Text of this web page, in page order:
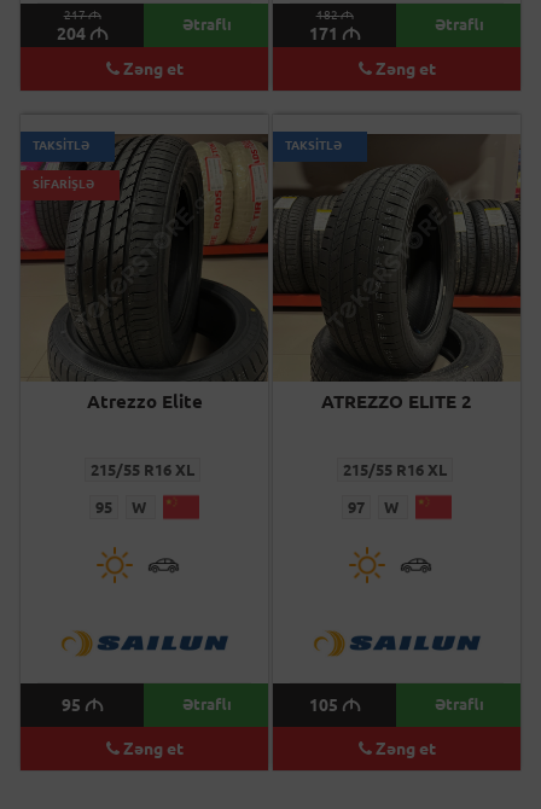
217M
204 M Ətraflı
Zəng et
182M
171 M Ətraflı
Zəng et
TAKSİTLƏ
SİFARİŞLƏ
Atrezzo Elite
215/55 R16 XL
95 W
95 M Ətraflı
Zəng et
TAKSİTLƏ
ATREZZO ELITE 2
215/55 R16 XL
97 W
105 M Ətraflı
Zəng et